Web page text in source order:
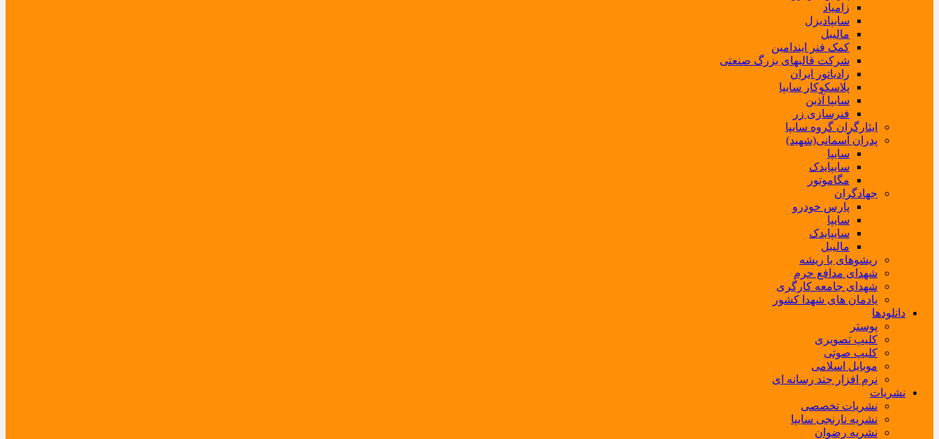
زامیاد
سایپادیزل
مالیبل
کمک فنر ایندامین
شرکت قالبهای بزرگ صنعتی
رادیاتور ایران
پلاسکوکار سایپا
سایپا آذین
فنرسازی زر
ایثارگران گروه سایپا
پدران آسمانی(شهید)
سایپا
سایپایدک
مگاموتور
جهادگران
پارس خودرو
سایپا
سایپایدک
مالیبل
ریشوهای با ریشه
شهدای مدافع حرم
شهدای جامعه کارگری
یادمان های شهدا کشور
دانلودها
پوستر
کلیپ تصویری
کلیپ صوتی
موبایل اسلامی
نرم افزار چند رسانه ای
نشریات
نشریات تخصصی
نشریه نارنجی سایپا
نشریه رضوان